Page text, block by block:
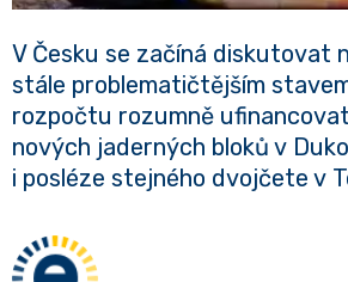
V Česku se začíná diskutovat
stále problematičtějším
rozpočtu rozumně
nových jaderných bloků v
i posléze stejného dvojčete v